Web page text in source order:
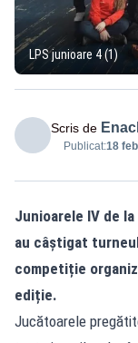
LPS junioare 4 (1)
Scris de
Publicat:18
Junioarele IV de
au câștigat
competiție
ediție.
Jucătoarele